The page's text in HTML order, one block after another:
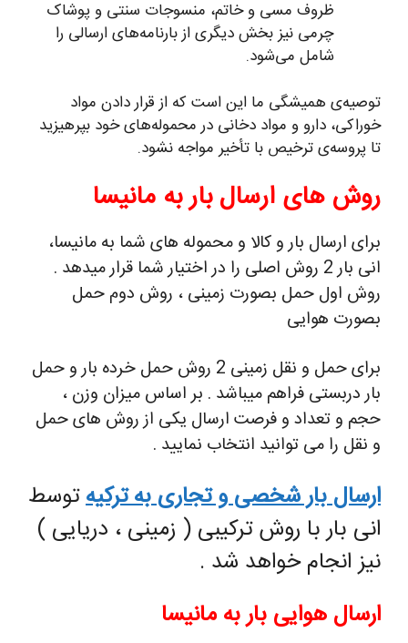
ظروف مسی و خاتم، منسوجات سنتی و پوشاک
چرمی نیز بخش دیگری از بارنامه‌های ارسالی را
شامل می‌شود.
توصیه‌ی همیشگی ما این است که از قرار دادن مواد
خوراکی، دارو و مواد دخانی در محموله‌های خود بپرهیزید
تا پروسه‌ی ترخیص با تأخیر مواجه نشود.
روش های ارسال بار به مانیسا
برای ارسال بار و کالا و محموله های شما به مانیسا،
انی بار 2 روش اصلی را در اختیار شما قرار میدهد .
روش اول حمل بصورت زمینی ، روش دوم حمل
بصورت هوایی
برای حمل و نقل زمینی 2 روش حمل خرده بار و حمل
بار دربستی فراهم میباشد . بر اساس میزان وزن ،
حجم و تعداد و فرصت ارسال یکی از روش های حمل
و نقل را می توانید انتخاب نمایید .
ارسال بار شخصی و تجاری به ترکیهتوسط
انی بار با روش ترکیبی ( زمینی ، دریایی )
نیز انجام خواهد شد .
ارسال هوایی بار به مانیسا